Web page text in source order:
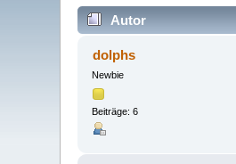
Autor
dolphs
Newbie
Beiträge: 6